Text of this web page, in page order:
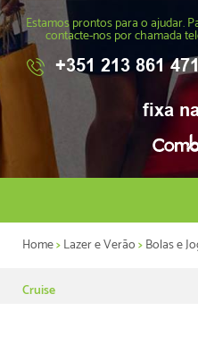
Estamos prontos para o ajudar.
contacte-nos por chamada
+351 213 861
fixa
Home>Lazer e Verão>Bolas e
Cruise